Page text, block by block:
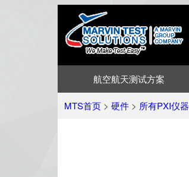
航空航天测试方案
MTS首页 > 硬件 > 所有PXI仪器